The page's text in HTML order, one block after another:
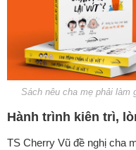
Sách nêu cha mẹ phải làm
Hành trình kiên trì,
TS Cherry Vũ đề nghị cha